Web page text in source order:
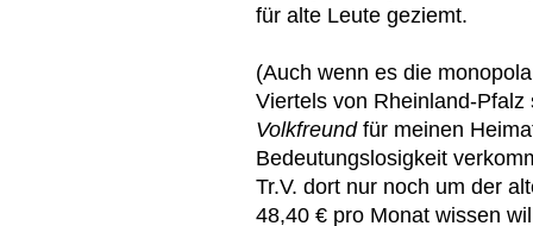
für alte Leute geziemt.
(Auch wenn es die
Viertels von Rheinland-
Volkfreundfür meinen
Bedeutungslosigkeit
Tr.V. dort nur noch um der
48,40 € pro Monat wissen